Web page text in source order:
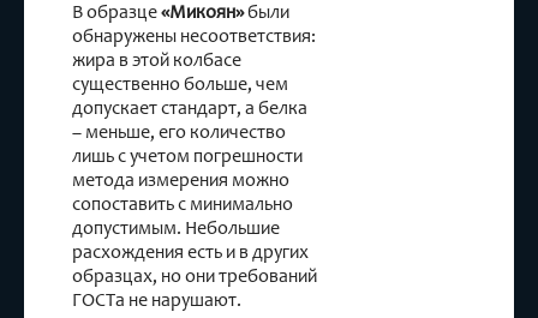
В образце«Микоян»были
обнаружены несоответствия:
жира в этой колбасе
существенно больше, чем
допускает стандарт, а белка
– меньше, его количество
лишь с учетом погрешности
метода измерения можно
сопоставить с минимально
допустимым. Небольшие
расхождения есть и в других
образцах, но они требований
ГОСТа не нарушают.